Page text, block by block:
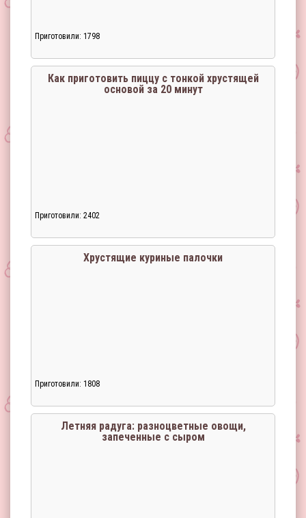
Приготовили: 1798
Как приготовить пиццу с тонкой хрустящей
основой за 20 минут
Приготовили: 2402
Хрустящие куриные палочки
Приготовили: 1808
Летняя радуга: разноцветные овощи,
запеченные с сыром